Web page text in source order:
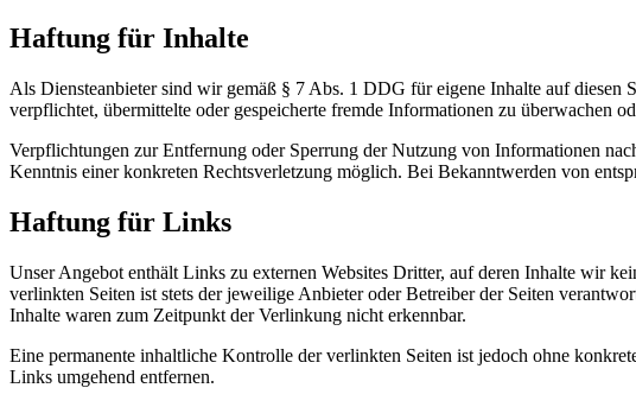
Haftung für Inhalte
Als Diensteanbieter sind wir gemäß § 7 Abs. 1 DDG für eigene Inhalte auf
verpflichtet, übermittelte oder gespeicherte fremde Informationen zu überwachen
Verpflichtungen zur Entfernung oder Sperrung der Nutzung von Informationen
Kenntnis einer konkreten Rechtsverletzung möglich. Bei Bekanntwerden von
Haftung für Links
Unser Angebot enthält Links zu externen Websites Dritter, auf deren Inhalte wir
verlinkten Seiten ist stets der jeweilige Anbieter oder Betreiber der Seiten
Inhalte waren zum Zeitpunkt der Verlinkung nicht erkennbar.
Eine permanente inhaltliche Kontrolle der verlinkten Seiten ist jedoch ohne
Links umgehend entfernen.